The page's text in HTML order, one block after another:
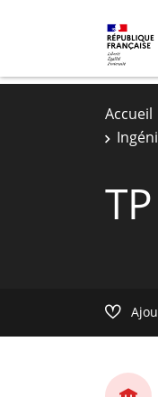
Accueil